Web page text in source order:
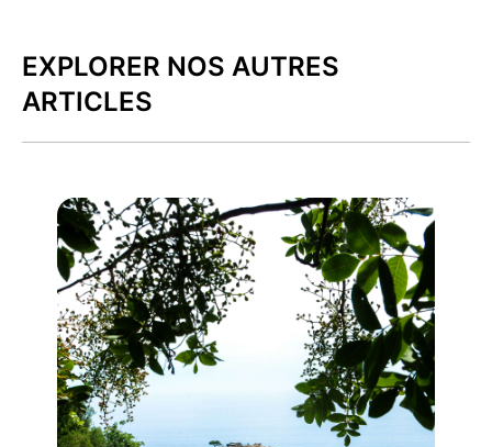
EXPLORER NOS AUTRES
ARTICLES